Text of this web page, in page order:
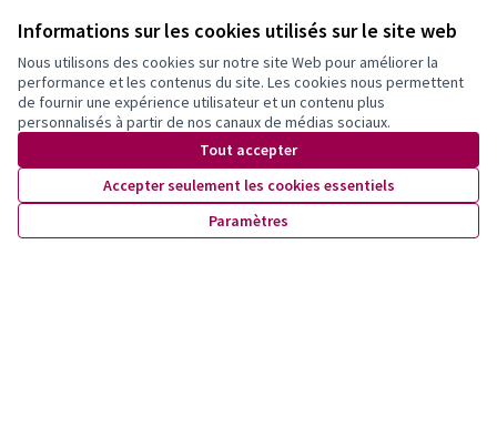
Informations sur les cookies utilisés sur le site web
Nous utilisons des cookies sur notre site Web pour améliorer la
performance et les contenus du site. Les cookies nous permettent
de fournir une expérience utilisateur et un contenu plus
personnalisés à partir de nos canaux de médias sociaux.
Tout accepter
Accepter seulement les cookies essentiels
Paramètres
Newsletter
Inscrivez-vous pour être tenu·e au courant de nos activités!